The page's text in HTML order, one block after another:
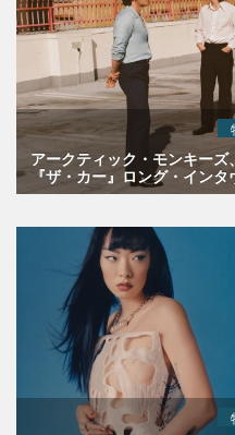
アークティック・モンキー
『ザ・カー』ロング・インタ